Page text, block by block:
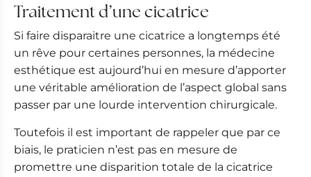
Traitement d’une cicatrice
Si faire disparaitre une cicatrice a longtemps été
un rêve pour certaines personnes, la médecine
esthétique est aujourd’hui en mesure d’apporter
une véritable amélioration de l’aspect global sans
passer par une lourde intervention chirurgicale.
Toutefois il est important de rappeler que par ce
biais, le praticien n’est pas en mesure de
promettre une disparition totale de la cicatrice